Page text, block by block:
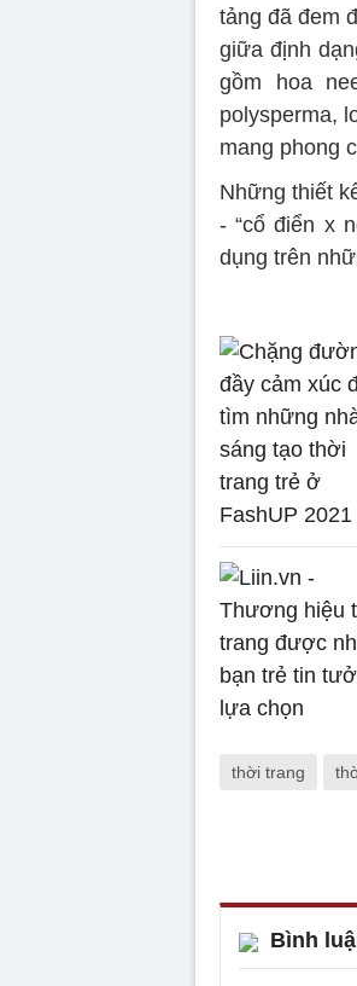
tảng đã đem
giữa định
gồm hoa
polysperma,
mang phong
Những thiết
- “cổ điển x
dụng trên
thời trang
Bình